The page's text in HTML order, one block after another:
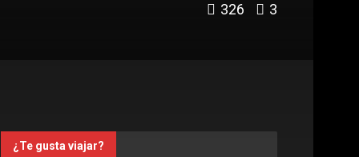
326 3
¿Te gusta viajar?